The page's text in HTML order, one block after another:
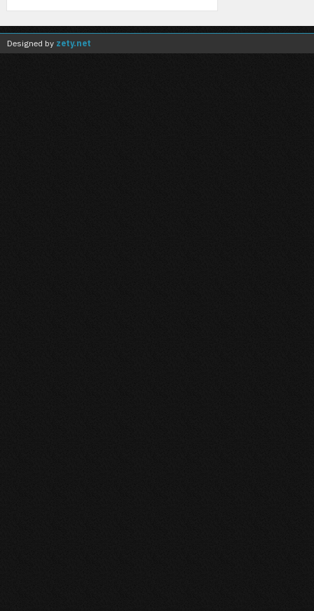
Designed by zety.net